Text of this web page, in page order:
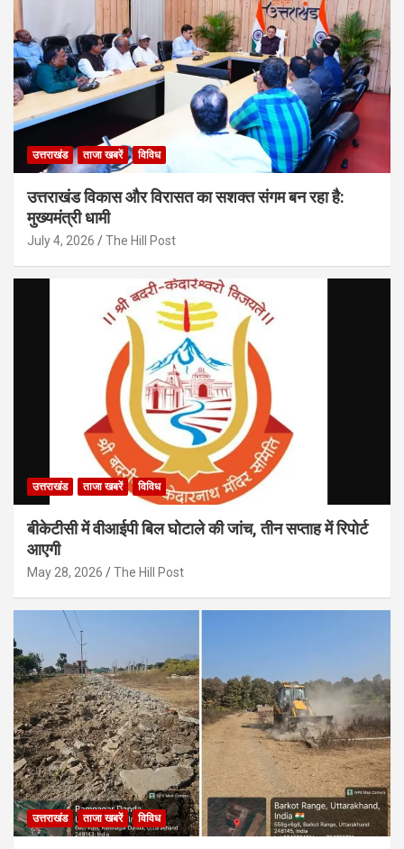
उत्तराखंड ताजा खबरें विविध
उत्तराखंड विकास और विरासत का सशक्त संगम बन रहा है:
मुख्यमंत्री धामी
July 4, 2026 The Hill Post
उत्तराखंड ताजा खबरें विविध
बीकेटीसी में वीआईपी बिल घोटाले की जांच, तीन सप्ताह में रिपोर्ट
आएगी
May 28, 2026 The Hill Post
उत्तराखंड ताजा खबरें विविध